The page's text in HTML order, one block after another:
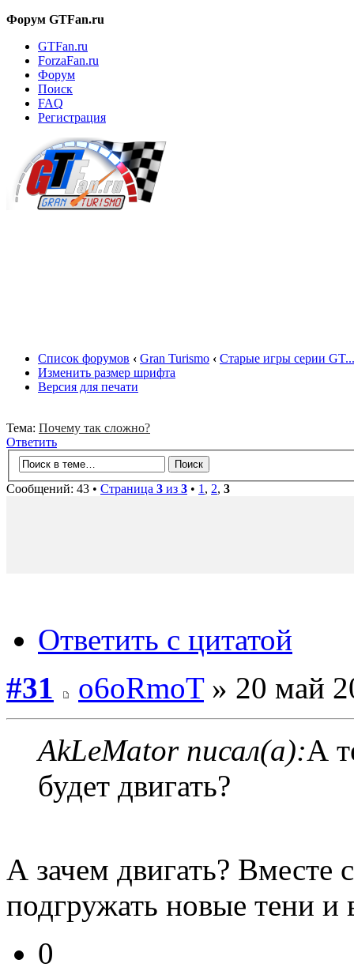
Форум GTFan.ru
GTFan.ru
ForzaFan.ru
Форум
Поиск
FAQ
Регистрация
Список форумов ‹ Gran Turismo ‹ Старые игры серии GT...
Изменить размер шрифта
Версия для печати
Тема: Почему так сложно?
Ответить
Сообщений: 43 • Страница 3 из 3 • 1 , 2, 3
Ответить с цитатой
#31
o6oRmoT» 20 май
AkLeMator писал(а):А
будет двигать?
А зачем двигать? Вместе
подгружать новые тени и
0